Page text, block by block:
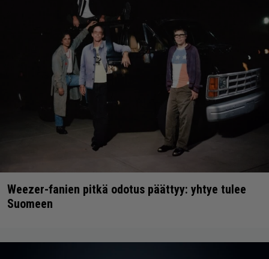
Weezer-fanien pitkä odotus päättyy: yhtye tulee
Suomeen